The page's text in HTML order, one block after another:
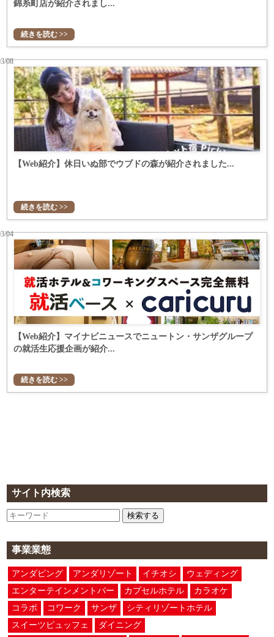
サイト内検索
検索する
事業業態
アンダピング アンダリゾート イチオシ
ウェディング
エンターテインメントバー
カプセルホテル
カラオケ
コラボ
コワーク サンザ
シティリゾートホテル
スイーツビュッフェ
ダイニング
錦糸町店が紹介されまし...
続きを読む >>
【Web紹介】休日いぬ部でウブドの森が紹介されました...
08
続きを読む >>
【Web紹介】マイナビニュースでニュートン・サンザグループ
の就活生応援企画が紹介...
04
続きを読む >>